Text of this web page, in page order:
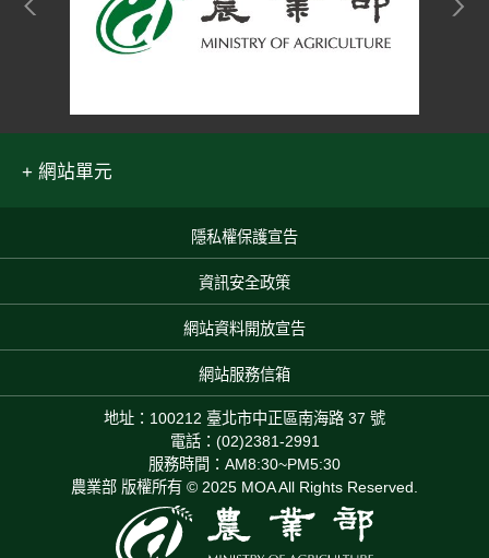
網站單元
隱私權保護宣告
資訊安全政策
網站資料開放宣告
網站服務信箱
地址：100212 臺北市中正區南海路 37 號
電話：(02)2381-2991
服務時間：AM8:30~PM5:30
農業部 版權所有 © 2025 MOA All Rights Reserved.